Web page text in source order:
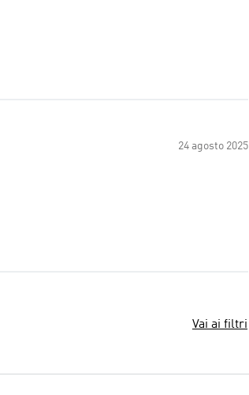
24 agosto 2025
Vai ai filtri